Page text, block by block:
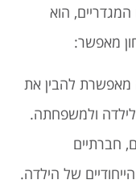
הוא
מאפשר:
להבין את
ולמשפחתה.
חברתיים
של הילדה.